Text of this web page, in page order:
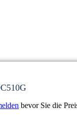
bevor Sie die